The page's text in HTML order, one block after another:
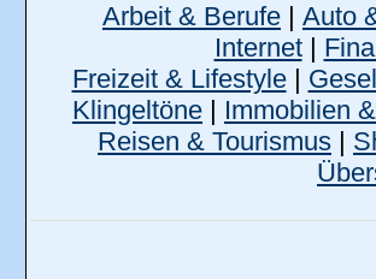
Arbeit & Berufe | Auto
Internet|
Freizeit & Lifestyle|
Klingeltöne | Immobilien
Reisen & Tourismus |